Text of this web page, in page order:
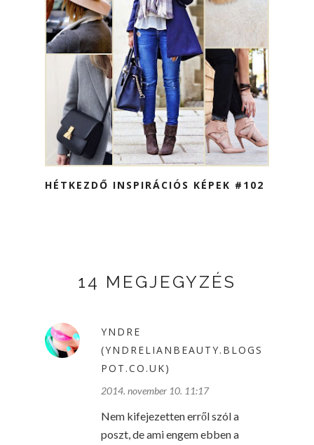
HÉTKEZDŐ INSPIRÁCIÓS KÉPEK #102
14 MEGJEGYZÉS
YNDRE
(YNDRELIANBEAUTY.BLOGS
POT.CO.UK)
2014. november 10. 11:17
Nem kifejezetten erről szól a
poszt, de ami engem ebben a